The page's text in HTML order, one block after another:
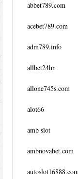
abbet789.com
acebet789.com
adm789.info
allbet24hr
allone745s.com
alot66
amb slot
ambnovabet.com